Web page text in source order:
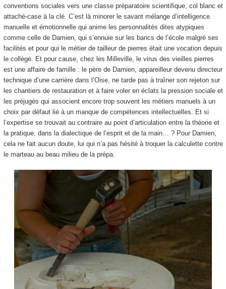
conventions sociales vers une classe préparatoire scientifique, col blanc et
attaché-case à la clé. C’est là minorer le savant mélange d’intelligence
manuelle et émotionnelle qui anime les personnalités dites atypiques
comme celle de Damien, qui s’ennuie sur les bancs de l’école malgré ses
facilités et pour qui le métier de tailleur de pierres était une vocation depuis
le collège. Et pour cause, chez les Milleville, le virus des vieilles pierres
est une affaire de famille : le père de Damien, appareilleur devenu directeur
technique d’une carrière dans l’Oise, ne tarde pas à traîner son rejeton sur
les chantiers de restauration et à faire voler en éclats la pression sociale et
les préjugés qui associent encore trop souvent les métiers manuels à un
choix par défaut lié à un manque de compétences intellectuelles. Et si
l’expertise se trouvait au contraire au point d’articulation entre la théorie et
la pratique, dans la dialectique de l’esprit et de la main… ? Pour Damien,
cela ne fait aucun doute, lui qui n’a pas hésité à troquer la calculette contre
le marteau au beau milieu de la prépa.